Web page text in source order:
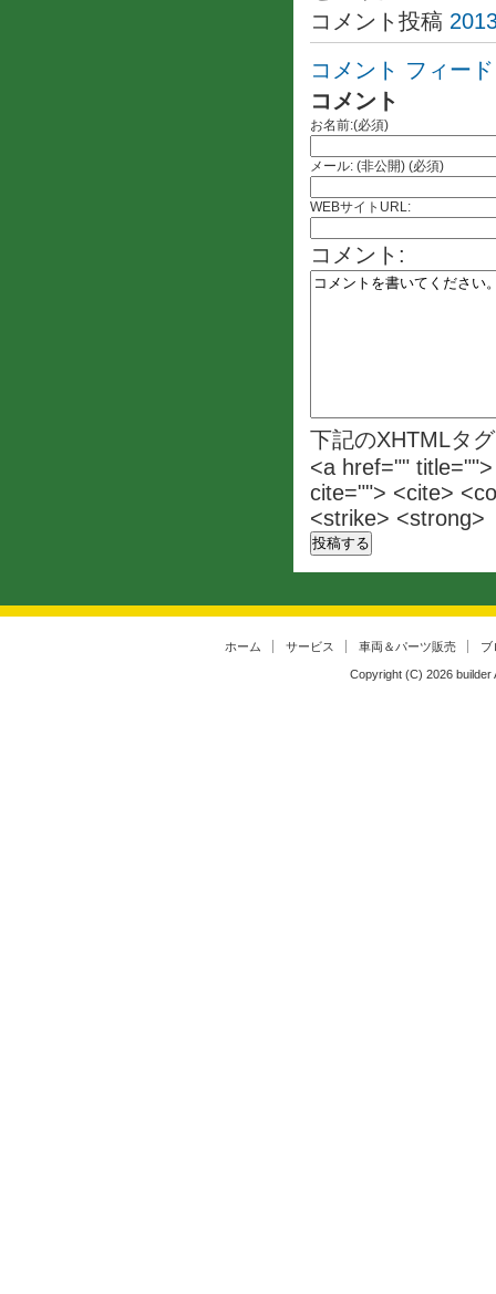
コメント投稿
コメント フィード
コメント
お名前:(必須)
メール: (非公開) (必須)
WEBサイトURL:
コメント:
下記のXHTMLタ
<a href=""
cite=""> <cite>
<strike> <strong>
ホーム サービス 車両＆パーツ販売 ブ
Copyright (C) 2026 builder